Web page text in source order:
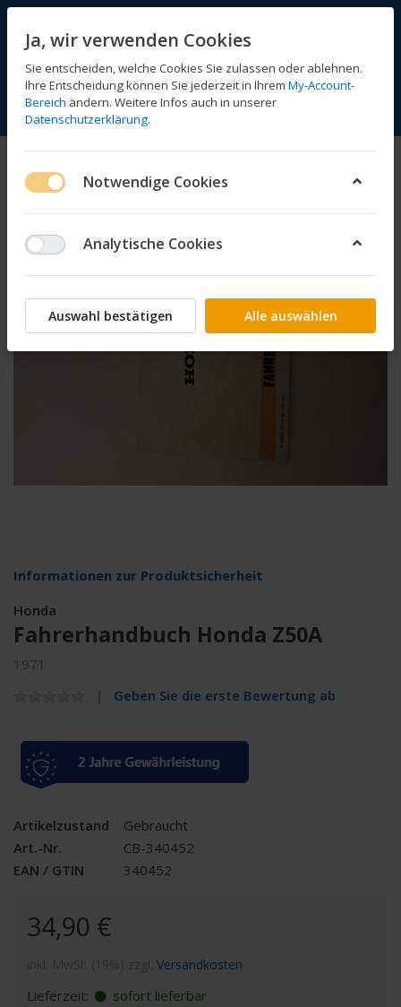
Menü Anmelden Vergleichen Wunschliste
Informationen zur Produktsicherheit
Honda
Fahrerhandbuch Honda Z50A
1971
Geben Sie die erste Bewertung ab
Artikelzustand
Gebraucht
Art.-Nr.
CB-340452
EAN / GTIN
340452
34,90 €
Versandkosten
Lieferzeit: sofort lieferbar
Ja, wir verwenden Cookies
Sie entscheiden, welche Cookies Sie zulassen oder ablehnen.
Ihre Entscheidung können Sie jederzeit in Ihrem My-Account-
Bereich ändern. Weitere Infos auch in unserer
Datenschutzerklärung.
Notwendige Cookies
Analytische Cookies
Auswahl bestätigen Alle auswählen